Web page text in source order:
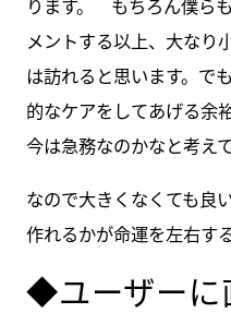
ります。 もちろん僕ら
メントする以上、大なり
は訪れると思います。で
的なケアをしてあげる余
今は急務なのかなと考えて
なので大きくなくても良
作れるかが命運を左右す
◆ユーザーに